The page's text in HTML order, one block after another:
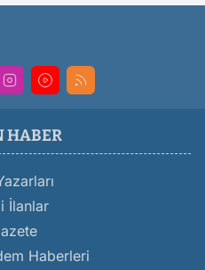
HABER
İlanlar
Haberleri